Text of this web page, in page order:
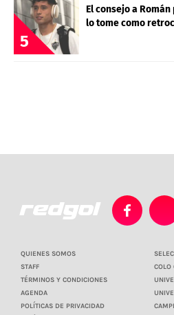
5
El consejo a
lo tome como
QUIENES SOMOS
STAFF
TÉRMINOS Y CONDICIONES
AGENDA
POLÍTICAS DE PRIVACIDAD
COLO